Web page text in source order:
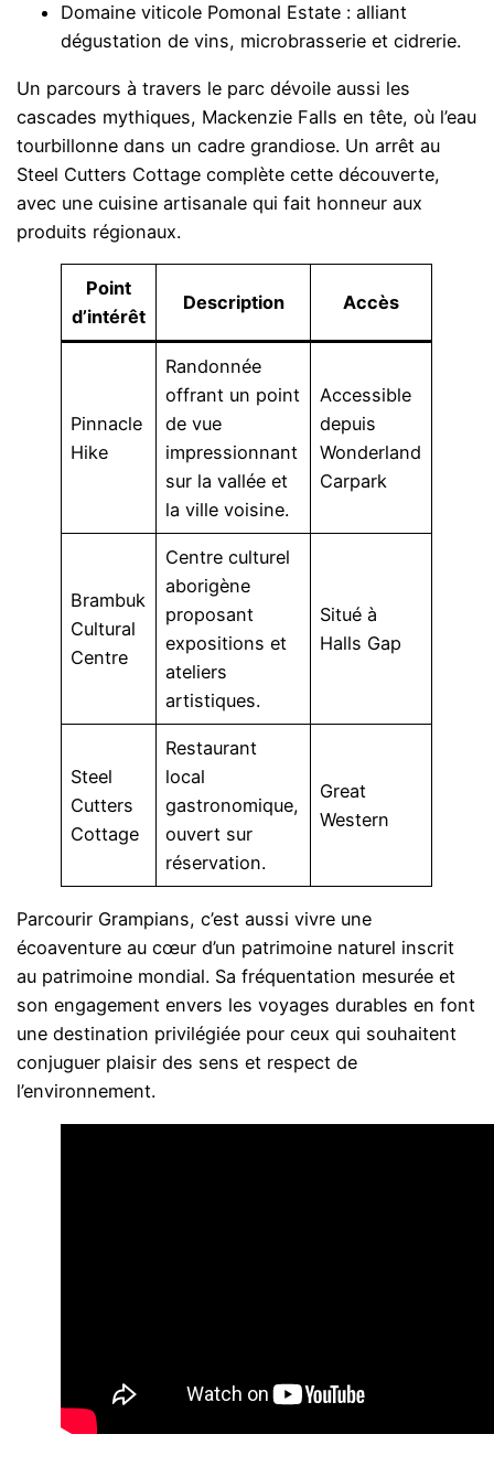
Domaine viticole Pomonal Estate : alliant
dégustation de vins, microbrasserie et cidrerie.
Un parcours à travers le parc dévoile aussi les
cascades mythiques, Mackenzie Falls en tête, où l’eau
tourbillonne dans un cadre grandiose. Un arrêt au
Steel Cutters Cottage complète cette découverte,
avec une cuisine artisanale qui fait honneur aux
produits régionaux.
Point
d’intérêt
Description Accès
Pinnacle
Hike
Randonnée
offrant un point
de vue
impressionnant
sur la vallée et
la ville voisine.
Accessible
depuis
Wonderland
Carpark
Brambuk
Cultural
Centre
Centre culturel
aborigène
proposant
expositions et
ateliers
artistiques.
Situé à
Halls Gap
Steel
Cutters
Cottage
Restaurant
local
gastronomique,
ouvert sur
réservation.
Great
Western
Parcourir Grampians, c’est aussi vivre une
écoaventure au cœur d’un patrimoine naturel inscrit
au patrimoine mondial. Sa fréquentation mesurée et
son engagement envers les voyages durables en font
une destination privilégiée pour ceux qui souhaitent
conjuguer plaisir des sens et respect de
l’environnement.